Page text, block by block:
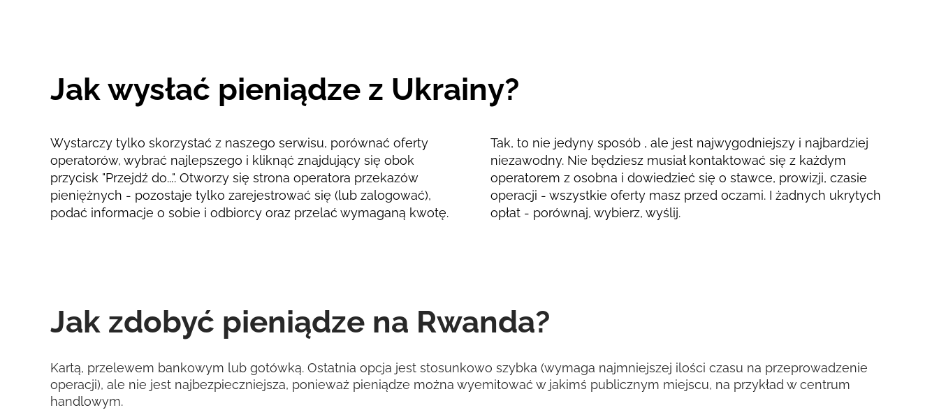
Jak wysłać pieniądze z Ukrainy?
Wystarczy tylko skorzystać z naszego serwisu, porównać oferty
operatorów, wybrać najlepszego i kliknąć znajdujący się obok
przycisk "Przejdź do...". Otworzy się strona operatora przekazów
pieniężnych - pozostaje tylko zarejestrować się (lub zalogować),
podać informacje o sobie i odbiorcy oraz przelać wymaganą kwotę.
Tak, to nie jedyny sposób , ale jest najwygodniejszy i najbardziej
niezawodny. Nie będziesz musiał kontaktować się z każdym
operatorem z osobna i dowiedzieć się o stawce, prowizji, czasie
operacji - wszystkie oferty masz przed oczami. I żadnych ukrytych
opłat - porównaj, wybierz, wyślij.
Jak zdobyć pieniądze na Rwanda?
Kartą, przelewem bankowym lub gotówką. Ostatnia opcja jest stosunkowo szybka (wymaga najmniejszej ilości czasu na przeprowadzenie
operacji), ale nie jest najbezpieczniejsza, ponieważ pieniądze można wyemitować w jakimś publicznym miejscu, na przykład w centrum
handlowym.